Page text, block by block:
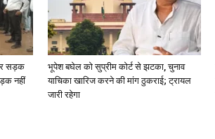
सड़क
नहीं
भूपेश बघेल को सुप्रीम कोर्ट से झटका, चुनाव
याचिका खारिज करने की मांग ठुकराई; ट्रायल
जारी रहेगा